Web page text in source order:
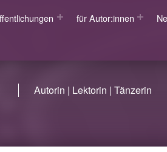
für Autor:innen
Autorin | Lektorin | Tänzerin